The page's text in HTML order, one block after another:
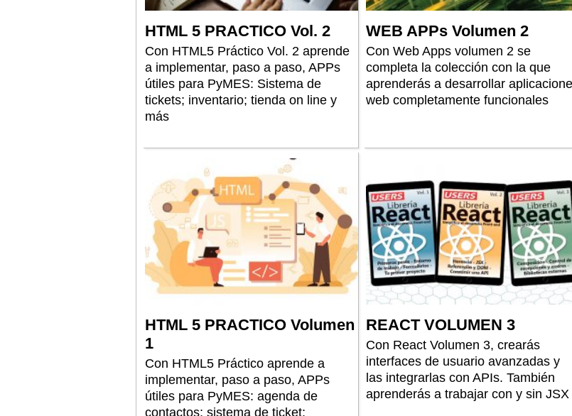
HTML 5 PRACTICO Vol. 2
Con HTML5 Práctico Vol. 2 aprende
a implementar, paso a paso, APPs
útiles para PyMES: Sistema de
tickets; inventario; tienda on line y
más
WEB APPs Volumen 2
Con Web Apps volumen 2 se
completa la colección con la que
aprenderás a desarrollar
web completamente funcionales
HTML 5 PRACTICO Volumen
1
Con HTML5 Práctico aprende a
implementar, paso a paso, APPs
útiles para PyMES: agenda de
contactos; sistema de ticket;
REACT VOLUMEN 3
Con React Volumen 3, crearás
interfaces de usuario avanzadas y
las integrarlas con APIs. También
aprenderás a trabajar con y sin JSX